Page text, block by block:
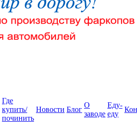
Где
купить/
починить
Новости Блог
О
заводе
Еду-
еду